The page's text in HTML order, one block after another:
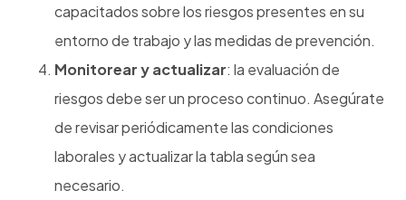
capacitados sobre los riesgos presentes en su
entorno de trabajo y las medidas de prevención.
Monitorear y actualizar: la evaluación de
riesgos debe ser un proceso continuo. Asegúrate
de revisar periódicamente las condiciones
laborales y actualizar la tabla según sea
necesario.